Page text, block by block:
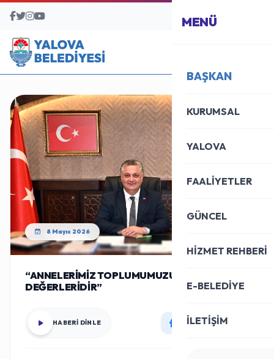
BAŞVURU MERKEZİ
MENÜ
BAŞKAN
KURUMSAL
YALOVA
FAALİYETLER
GÜNCEL
HİZMET REHBERİ
E-BELEDİYE
İLETİŞİM
8 Mayıs 2026
“ANNELERİMİZ TOPLUMUMUZUN EN KIYMETLİ
DEĞERLERİDİR”
HABERİ DİNLE